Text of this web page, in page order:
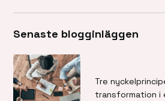
Senaste blogginläggen
Tre
transformation i